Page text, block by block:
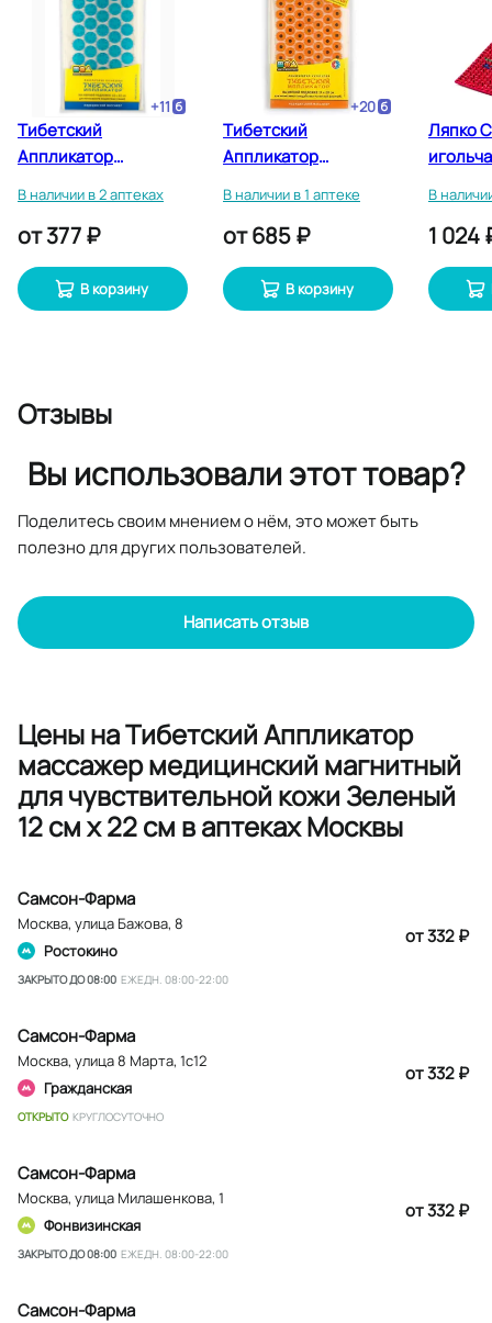
+11
Тибетский
Аппликатор
медицинский
магнитный для
интенсивного
воздействия Синий
12 см х 22 см
В наличии в 2 аптеках
от377 ₽
В корзину
+20
Тибетский
Аппликатор
медицинский
магнитный для
интенсивного
воздействия Желтый
17 см х 28 см
В наличии в 1 аптеке
от685 ₽
В корзину
Ляпко
шаг
В
1 024
Отзывы
Вы использовали этот товар?
Поделитесь своим мнением о нём, это может быть
полезно для других пользователей.
Написать отзыв
Цены на Тибетский Аппликатор
массажер медицинский магнитный
для чувствительной кожи Зеленый
12 см х 22 см в аптеках Москвы
Самсон-Фарма
Москва, улица Бажова, 8
Ростокино
ЗАКРЫТО ДО 08:00 ЕЖЕДН. 08:00-22:00
от 332 ₽
Самсон-Фарма
Москва, улица 8 Марта, 1с12
Гражданская
ОТКРЫТО КРУГЛОСУТОЧНО
от 332 ₽
Самсон-Фарма
Москва, улица Милашенкова, 1
Фонвизинская
ЗАКРЫТО ДО 08:00 ЕЖЕДН. 08:00-22:00
от 332 ₽
Самсон-Фарма